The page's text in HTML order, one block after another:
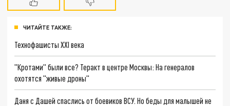
ЧИТАЙТЕ ТАКЖЕ:
Технофашисты XXI века
"Кротами" были все? Теракт в центре Москвы: На генералов
охотятся "живые дроны"
Даня с Дашей спаслись от боевиков ВСУ. Но беды для малышей не